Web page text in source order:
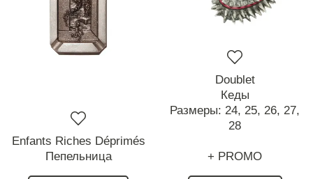
Enfants Riches Déprimés
Пепельница
Doublet
Кеды
Размеры: 24, 25, 26, 27,
28
+ PROMO